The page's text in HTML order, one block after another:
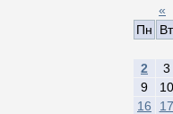
«
Пн
Вт
2
3
9
10
16
17